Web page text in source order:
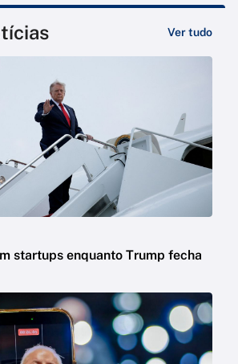
Ver tudo
startups enquanto Trump fecha